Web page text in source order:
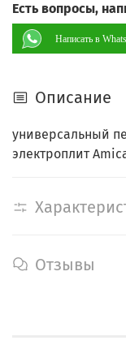
Есть вопросы,
Написать в
Описание
универсальный
электроплит
Отзывы